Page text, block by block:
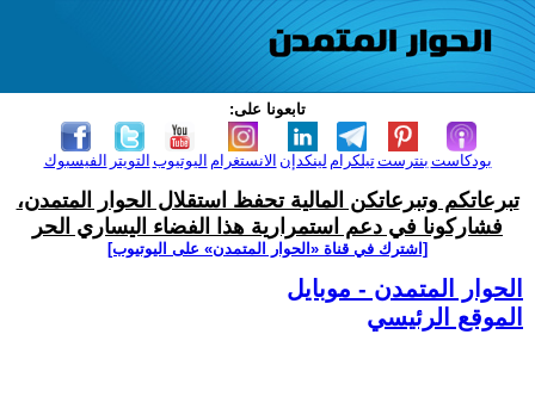
تابعونا على:
الفيسبوك التويتر اليوتيوب الانستغرام لينكدإن تيلكرامبنترست بودكاست
تبرعاتكم وتبرعاتكن المالية تحفظ استقلال الحوار المتمدن،
فشاركونا في دعم استمرارية هذا الفضاء اليساري الحر
[اشترك في قناة ‫«الحوار المتمدن» على اليوتيوب]
الحوار المتمدن - موبايل
الموقع الرئيسي